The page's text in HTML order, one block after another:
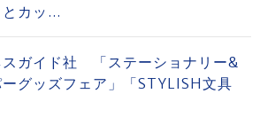
カッ...
スガイド社 「ステーショナリー&
グッズフェア」「STYLISH文具